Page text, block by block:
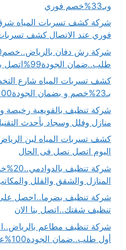
وبـ33%خصم فوري
فوري عند الاتصال كشف تسربات
طلب..ضمان الجودة99%اتصل بنا
كشف تسربات المياه شارع
بـ23%خصم و بضمان الجودة100% اتصل الان
منازل وفلل وسجاد بأحدث
اليوم اتصل نصل فى الحال
شركة
المنازل والشقق والفلل
تنظيف شقتك..اتصل بنا الان
أول طلب..ضمان الجودة100%على جميع الخدمات